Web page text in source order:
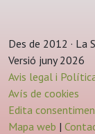
Des de 2012 · La
Versió juny 2026
Avis legal i
Avís de cookies
Edita
Mapa web |